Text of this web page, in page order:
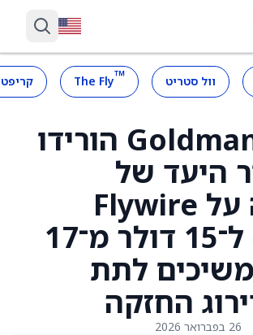
וול סטריט ™
The Fly
Goldman Sachs הורידו
היעד של
הפירמה על Flywire
(FLYW) ל־15 דולר מ־17
לתת
החזקה
26 בפברואר 2026